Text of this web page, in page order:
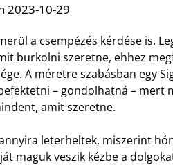
2023-10-29
a csempézés kérdése is.
burkolni szeretne, ehhez
A méretre szabásban egy
– gondolhatná – mert
amit szeretne.
leterheltek, miszerint
maguk veszik kézbe a